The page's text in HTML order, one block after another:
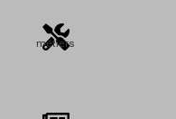
métiers